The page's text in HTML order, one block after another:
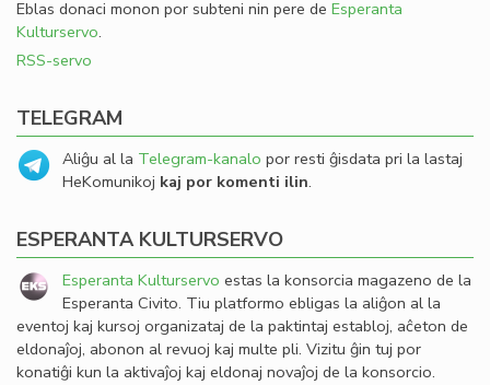
Eblas donaci monon por subteni nin pere de Esperanta
Kulturservo.
RSS-servo
TELEGRAM
Aliĝu al la Telegram-kanalo por resti ĝisdata pri la lastaj
HeKomunikoj kaj por komenti ilin.
ESPERANTA KULTURSERVO
Esperanta Kulturservo estas la konsorcia magazeno de la
Esperanta Civito. Tiu platformo ebligas la aliĝon al la
eventoj kaj kursoj organizataj de la paktintaj establoj, aĉeton de
eldonaĵoj, abonon al revuoj kaj multe pli. Vizitu ĝin tuj por
konatiĝi kun la aktivaĵoj kaj eldonaj novaĵoj de la konsorcio.